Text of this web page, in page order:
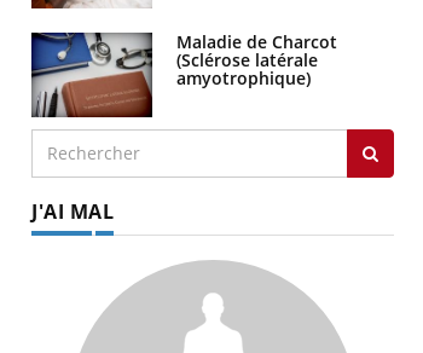
Maladie de Charcot
(Sclérose latérale
amyotrophique)
J'AI MAL